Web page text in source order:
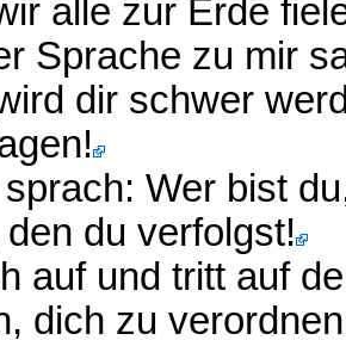
alle zur Erde
Sprache zu mir
dir schwer
Wer bist
du verfolgst!
auf und tritt auf
dich zu